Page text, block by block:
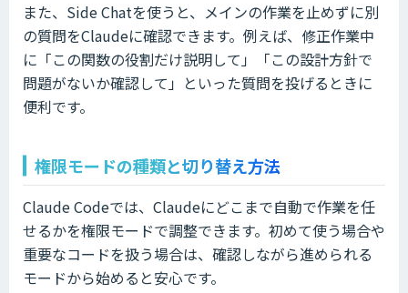
また、Side Chatを使うと、メインの作業を止めずに別
の質問をClaudeに確認できます。例えば、修正作業中
に「この関数の役割だけ説明して」「この設計方針で
問題がないか確認して」といった質問を投げるときに
便利です。
権限モードの種類と切り替え方法
Claude Codeでは、Claudeにどこまで自動で作業を任
せるかを権限モードで調整できます。初めて使う場合や
重要なコードを扱う場合は、確認しながら進められる
モードから始めると安心です。